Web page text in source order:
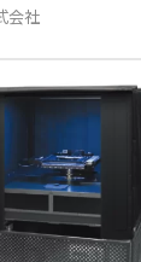
会社